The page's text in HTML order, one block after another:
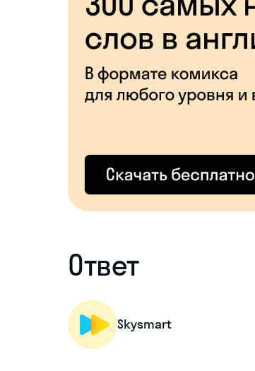
Ответ
Skysmart